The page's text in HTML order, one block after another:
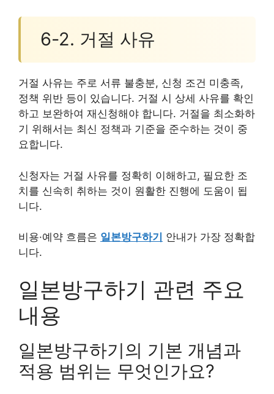
6-2. 거절 사유
거절 사유는 주로 서류 불충분, 신청 조건 미충족,
정책 위반 등이 있습니다. 거절 시 상세 사유를 확인
하고 보완하여 재신청해야 합니다. 거절을 최소화하
기 위해서는 최신 정책과 기준을 준수하는 것이 중
요합니다.
신청자는 거절 사유를 정확히 이해하고, 필요한 조
치를 신속히 취하는 것이 원활한 진행에 도움이 됩
니다.
비용·예약 흐름은 일본방구하기
안내가 가장 정확합
니다.
일본방구하기 관련 주요
내용
일본방구하기의 기본 개념과
적용 범위는 무엇인가요?